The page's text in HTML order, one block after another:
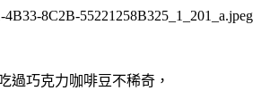
過巧克力咖啡豆不稀奇，